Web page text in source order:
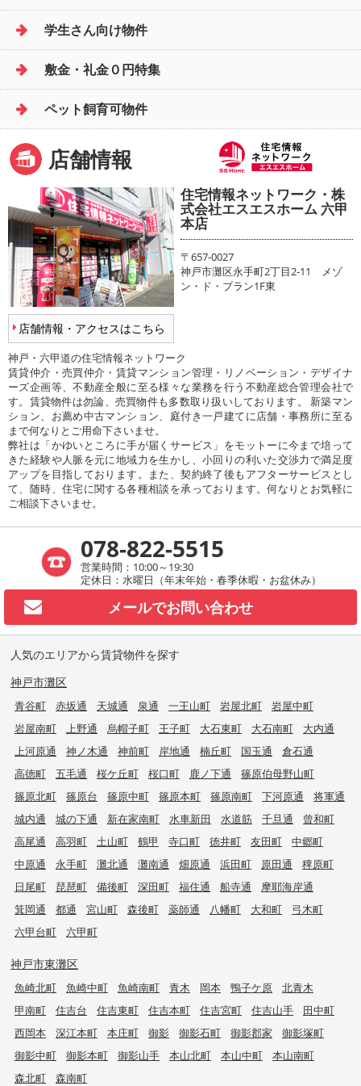
学生さん向け物件
敷金・礼金０円特集
ペット飼育可物件
店舗情報
店舗情報・アクセスはこちら
住宅情報ネットワーク・株
式会社エスエスホーム 六甲
本店
〒657-0027
神戸市灘区永手町2丁目2-11 メゾ
ン・ド・ブラン1F東
神戸・六甲道の住宅情報ネットワーク
賃貸仲介・売買仲介・賃貸マンション管理・リノベーション・デザイナ
ーズ企画等、不動産全般に至る様々な業務を行う不動産総合管理会社で
す。賃貸物件は勿論、売買物件も多数取り扱いしております。 新築マン
ション、お薦め中古マンション、庭付き一戸建てに店舗・事務所に至る
まで何なりとご用命下さいませ。
弊社は「かゆいところに手が届くサービス」をモットーに今まで培って
きた経験や人脈を元に地域力を生かし、小回りの利いた交渉力で満足度
アップを目指しております。また、契約終了後もアフターサービスとし
て、随時、住宅に関する各種相談を承っております。何なりとお気軽に
ご相談下さいませ。
078-822-5515
営業時間：10:00～19:30
定休日：水曜日（年末年始・春季休暇・お盆休み）
メールでお問い合わせ
人気のエリアから賃貸物件を探す
神戸市灘区
青谷町 赤坂通 天城通 泉通 一王山町 岩屋北町
岩屋中町
岩屋南町
上野通 烏帽子町 王子町 大石東町 大石南町
大内通
上河原通
神ノ木通 神前町 岸地通 楠丘町 国玉通
倉石通
高徳町
五毛通 桜ケ丘町 桜口町 鹿ノ下通
篠原伯母野山町
篠原北町
篠原台 篠原中町 篠原本町 篠原南町 下河原通
将軍通
城内通
城の下通 新在家南町 水車新田 水道筋 千旦通
曾和町
高尾通
高羽町 土山町 鶴甲 寺口町 徳井町 友田町
中郷町
中原通
永手町 灘北通 灘南通 畑原通 浜田町 原田通
稗原町
日尾町
琵琶町 備後町 深田町 福住通 船寺通
摩耶海岸通
箕岡通
都通 宮山町 森後町 薬師通 八幡町 大和町
弓木町
六甲台町
六甲町
神戸市東灘区
魚崎北町 魚崎中町 魚崎南町 青木 岡本 鴨子ケ原
北青木
甲南町
住吉台 住吉東町 住吉本町 住吉宮町 住吉山手
田中町
西岡本
深江本町 本庄町 御影 御影石町 御影郡家
御影塚町
御影中町
御影本町 御影山手 本山北町 本山中町
本山南町
森北町
森南町